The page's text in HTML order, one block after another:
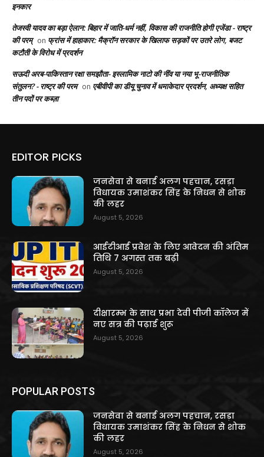
इनकार
तेजस्वी यादव का बड़ा ऐलान: बिहार में जाति-धर्म नहीं, विकास की राजनीति होगी एजेंडा - राष्ट्र
की परम् on फ्रांस में हाहाकार: मैक्रॉन सरकार के खिलाफ सड़कों पर उतरे लोग, बजट
कटौती के विरोध में प्रदर्शन
सऊदी अरब-पाकिस्तान रक्षा समझौता- इस्लामिक नाटो की नींव या नया भू-राजनीतिक
संतुलन? - राष्ट्र की परम on एबीवीपी का डीयू चुनाव में धमाकेदार प्रदर्शन, अध्यक्ष सहित
तीन पदों पर कब्ज़ा
EDITOR PICKS
जनसेवा से बनाई अलग पहचान, रसड़ा
विधायक उमाशंकर सिंह के निधन से शोक
की लहर
August 5, 2026
आईटीआई प्रवेश के लिए आवेदन की अंतिम
तिथि 7 अगस्त तक बढ़ी
August 5, 2026
दीक्षारम्भ के साथ प्रभा देवी पीजी कॉलेज में
नए सत्र की पढ़ाई शुरू
August 5, 2026
POPULAR POSTS
जनसेवा से बनाई अलग पहचान, रसड़ा
विधायक उमाशंकर सिंह के निधन से शोक
की लहर
August 5, 2026